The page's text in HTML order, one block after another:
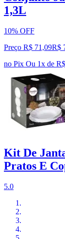
1,3L
10% OFF
Preço R$ 71,09R$
no Pix Ou 1x de
Kit De
Pratos E
5.0